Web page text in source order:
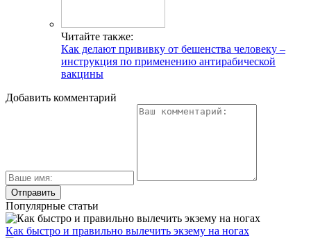
Читайте также:
Как делают прививку от бешенства человеку –
инструкция по применению антирабической
вакцины
Добавить комментарий
Популярные статьи
Как быстро и правильно вылечить экзему на ногах